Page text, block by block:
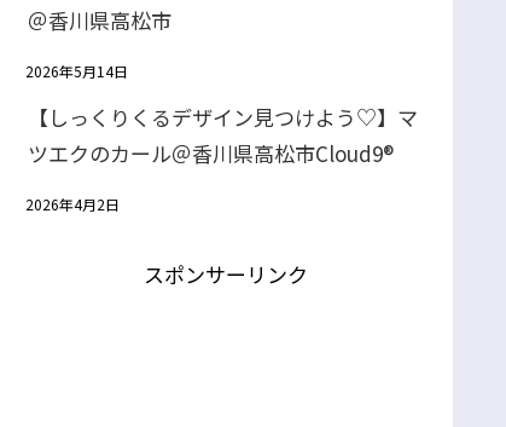
＠香川県高松市
2026年5月14日
【しっくりくるデザイン見つけよう♡】マ
ツエクのカール＠香川県高松市Cloud9®
2026年4月2日
スポンサーリンク